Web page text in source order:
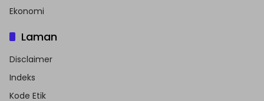
Ekonomi
Laman
Disclaimer
Indeks
Kode Etik